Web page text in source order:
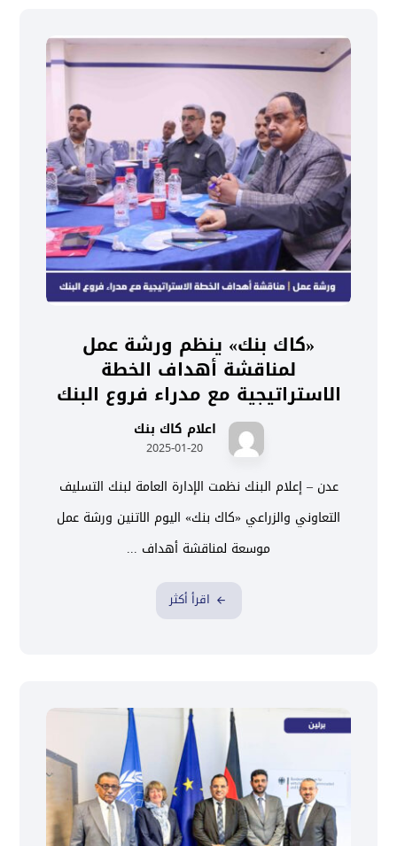
«كاك بنك» ينظم ورشة عمل
لمناقشة أهداف الخطة
الاستراتيجية مع مدراء فروع البنك
اعلام كاك بنك
2025-01-20
عدن – إعلام البنك نظمت الإدارة العامة لبنك التسليف
التعاوني والزراعي «كاك بنك» اليوم الاتنين ورشة عمل
موسعة لمناقشة أهداف ...
اقرأ أكثر